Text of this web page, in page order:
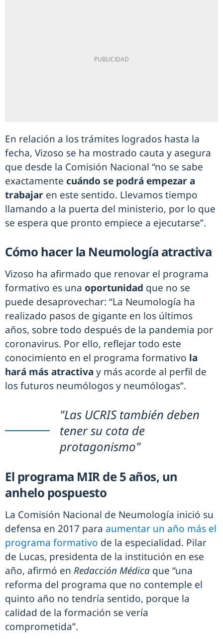
En relación a los trámites logrados hasta la
fecha, Vizoso se ha mostrado cauta y asegura
que desde la Comisión Nacional “no se sabe
exactamente cuándo se podrá empezar a
trabajar en este sentido. Llevamos tiempo
llamando a la puerta del ministerio, por lo que
se espera que pronto empiece a ejecutarse”.
Cómo hacer la Neumología atractiva
Vizoso ha afirmado que renovar el programa
formativo es una oportunidad que no se
puede desaprovechar: “La Neumología ha
realizado pasos de gigante en los últimos
años, sobre todo después de la pandemia por
coronavirus. Por ello, reflejar todo este
conocimiento en el programa formativo la
hará más atractiva y más acorde al perfil de
los futuros neumólogos y neumólogas”.
"Las UCRIS también deben
tener su cota de
protagonismo"
El programa MIR de 5 años, un
anhelo pospuesto
La Comisión Nacional de Neumología inició su
defensa en 2017 para aumentar un año más el
programa formativo de la especialidad. Pilar
de Lucas, presidenta de la institución en ese
año, afirmó en Redacción Médica que “una
reforma del programa que no contemple el
quinto año no tendría sentido, porque la
calidad de la formación se vería
comprometida”.